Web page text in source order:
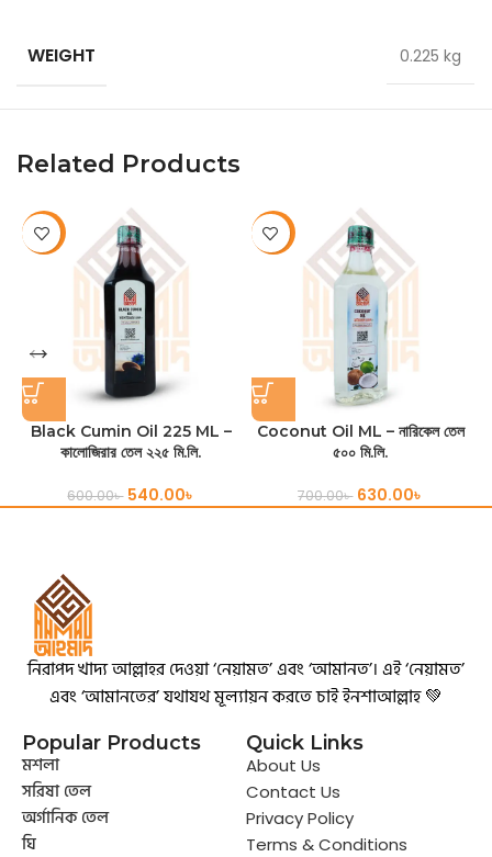
WEIGHT 0.225 kg
Related Products
-10%
Black Cumin Oil 225 ML –
কালোজিরার তেল ২২৫ মি.লি.
600.00৳ 540.00৳
-10%
Coconut Oil ML – নারিকেল তেল
৫০০ মি.লি.
700.00৳ 630.00৳
নিরাপদ খাদ্য আল্লাহর দেওয়া ‘নেয়ামত’ এবং ‘আমানত’। এই ‘নেয়ামত’
এবং ‘আমানতের’ যথাযথ মূল্যায়ন করতে চাই ইনশাআল্লাহ 💚
Popular Products
মশলা
সরিষা তেল
অর্গানিক তেল
ঘি
Quick Links
About Us
Contact Us
Privacy Policy
Terms & Conditions